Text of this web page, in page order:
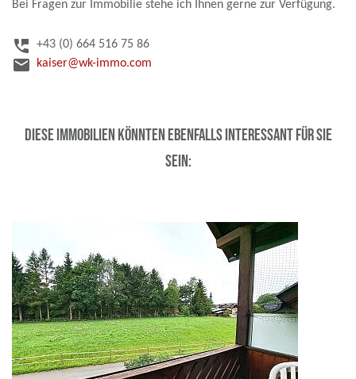
Bei Fragen zur Immobilie stehe ich Ihnen gerne zur Verfügung.
perm_phone_msg +43 (0) 664 516 75 86
email kaiser@wk-immo.com
Diese Immobilien könnten ebenfalls interessant für Sie
sein: